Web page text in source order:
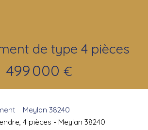
de type 4 pièces
499 000 €
Meylan 38240
4 pièces - Meylan 38240